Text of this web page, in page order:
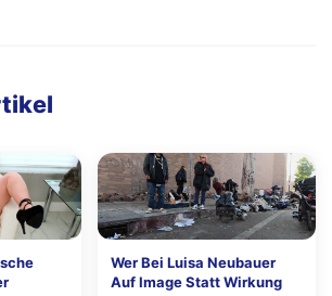
Wer Bei Luisa Neubauer
Auf Image Statt Wirkung